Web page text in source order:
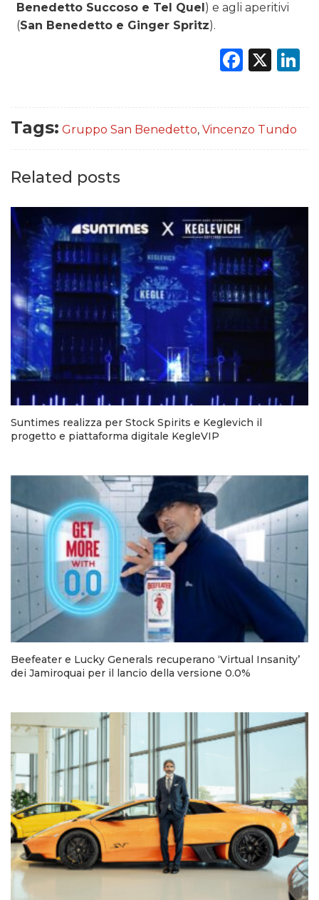
Benedetto Succoso e Tel Quel ) e agli aperitivi
(San Benedetto e Ginger Spritz).
X
Tags: Gruppo San Benedetto, Vincenzo Tundo
Related posts
Suntimes realizza per Stock Spirits e Keglevich il
progetto e piattaforma digitale KegleVIP
Beefeater e Lucky Generals recuperano ‘Virtual Insanity’
dei Jamiroquai per il lancio della versione 0.0%